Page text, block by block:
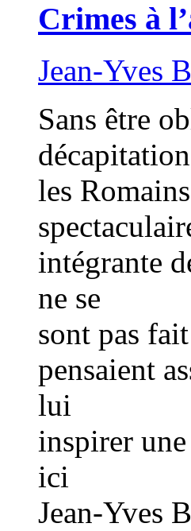
Crimes à
Jean-Yves
Sans être
les
intégrante
ne se
sont pas
pensaient
lui
inspirer
ici
Jean-Yves